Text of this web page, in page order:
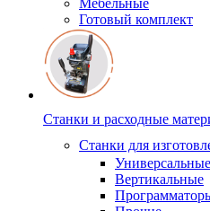
Готовый комплект
Станки и расходные
Станки для
Универсальные
Вертикальные